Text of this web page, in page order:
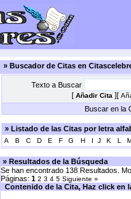
» Buscador de Citas en
Texto a Buscar
[ Añadir Cita ][
Buscar en la
» Listado de las Citas por letra
A B C D E F G H I J K L
» Resultados de la Búsqueda
Se han encontrado 138 Resultados.
Páginas: 1 2 3 4 5 Siguiente »
Contenido de la Cita, Haz click en